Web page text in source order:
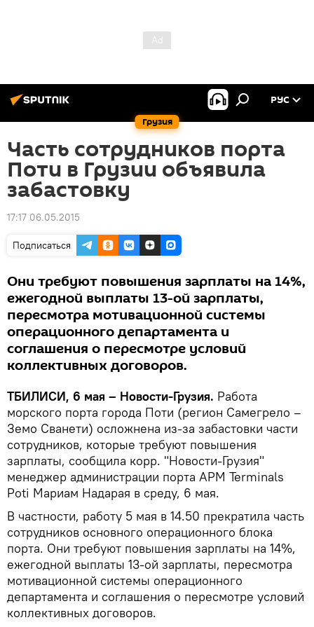
Грузия
РУС
Часть сотрудников порта
Поти в Грузии объявила
забастовку
17:17 06.05.2015
Подписаться
Они требуют повышения зарплаты на 14%,
ежегодной выплаты 13-ой зарплаты,
пересмотра мотивационной системы
операционного департамента и
соглашения о пересмотре условий
коллективных договоров.
ТБИЛИСИ, 6 мая – Новости-Грузия. Работа
морского порта города Поти (регион Самегрело –
Земо Сванети) осложнена из-за забастовки части
сотрудников, которые требуют повышения
зарплаты, сообщила корр. "Новости-Грузия"
менеджер администрации порта APM Terminals
Poti Мариам Надарая в среду, 6 мая.
В частности, работу 5 мая в 14.50 прекратила часть
сотрудников основного операционного блока
порта. Они требуют повышения зарплаты на 14%,
ежегодной выплаты 13-ой зарплаты, пересмотра
мотивационной системы операционного
департамента и соглашения о пересмотре условий
коллективных договоров.